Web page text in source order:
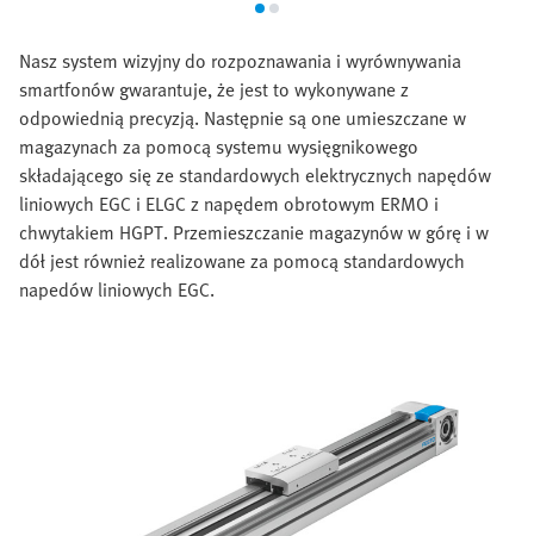
Nasz system wizyjny do rozpoznawania i wyrównywania
smartfonów gwarantuje, że jest to wykonywane z
odpowiednią precyzją. Następnie są one umieszczane w
magazynach za pomocą systemu wysięgnikowego
składającego się ze standardowych elektrycznych napędów
liniowych EGC i ELGC z napędem obrotowym ERMO i
chwytakiem HGPT. Przemieszczanie magazynów w górę i w
dół jest również realizowane za pomocą standardowych
napedów liniowych EGC.